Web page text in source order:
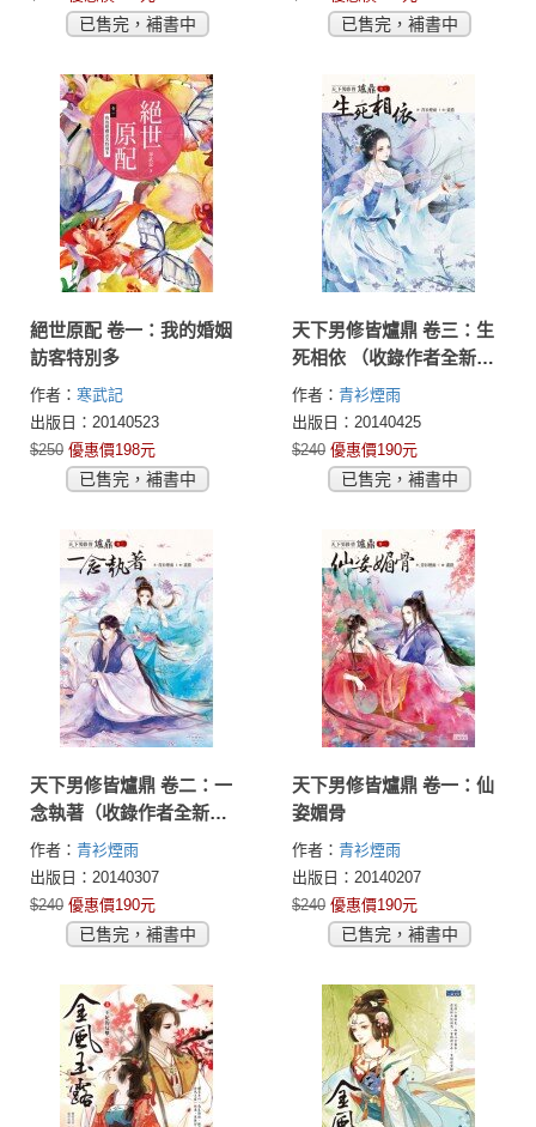
已售完，補書中 已售完，補書中
絕世原配 卷一：我的婚姻
訪客特別多
作者： 寒武記
出版日：20140523
$250 優惠價198元
已售完，補書中
天下男修皆爐鼎 卷三：生
死相依 （收錄作者全新加
寫獨家番外）
作者： 青衫煙雨
出版日：20140425
$240 優惠價190元
已售完，補書中
天下男修皆爐鼎 卷二：一
念執著（收錄作者全新加
寫獨家番外）
作者： 青衫煙雨
出版日：20140307
$240 優惠價190元
已售完，補書中
天下男修皆爐鼎 卷一：仙
姿媚骨
作者： 青衫煙雨
出版日：20140207
$240 優惠價190元
已售完，補書中